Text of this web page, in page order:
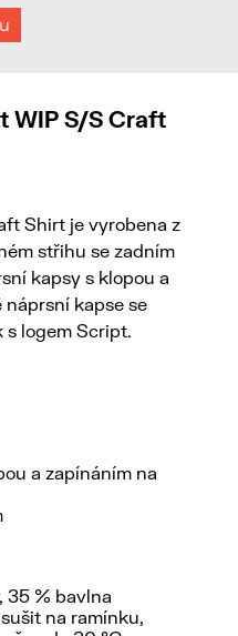
WIP S/S Craft
Shirt je vyrobena z
střihu se zadním
kapsy s klopou a
kapse se
logem Script.
a zapínáním na
35 % bavlna
na ramínku,